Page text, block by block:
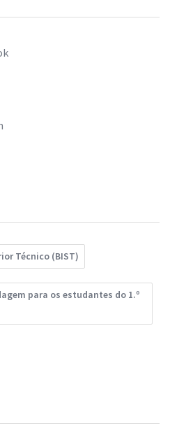
Técnico (BIST)
para os estudantes do 1.º